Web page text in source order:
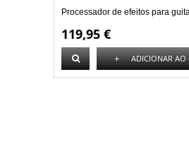
Processador de efeitos para
119,95 €
+ ADICIONAR AO